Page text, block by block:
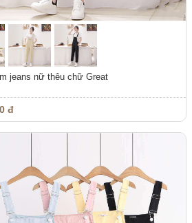
jeans nữ thêu chữ Great
đ